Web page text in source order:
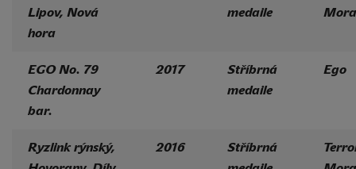
Lipov, Nová
hora
medaile
EGO No. 79
Chardonnay
bar.
2017
Stříbrná
medaile
Ego
Ryzlink rýnský,
2016
Stříbrná